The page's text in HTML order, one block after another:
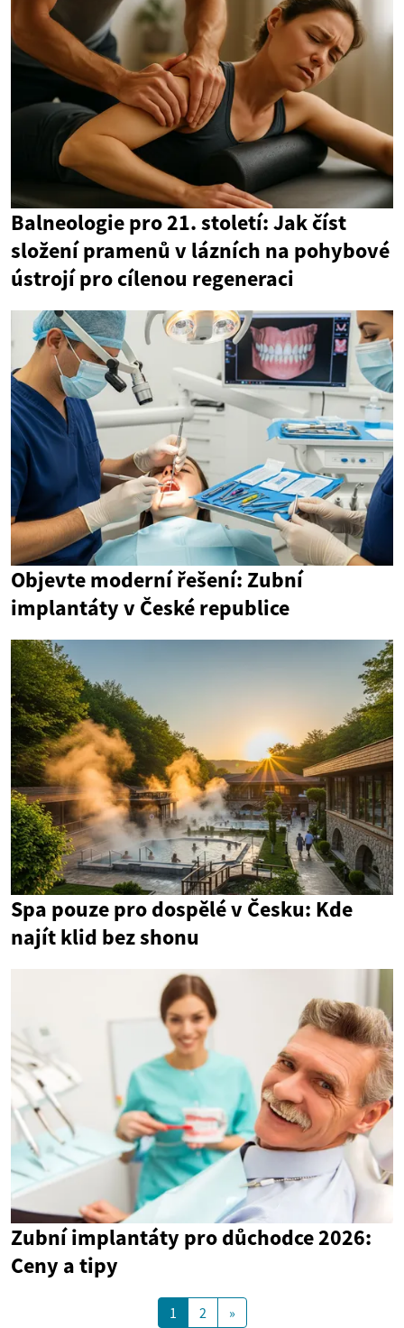
Balneologie pro 21. století: Jak číst
složení pramenů v lázních na pohybové
ústrojí pro cílenou regeneraci
Objevte moderní řešení: Zubní
implantáty v České republice
Spa pouze pro dospělé v Česku: Kde
najít klid bez shonu
Zubní implantáty pro důchodce 2026:
Ceny a tipy
1 2 »